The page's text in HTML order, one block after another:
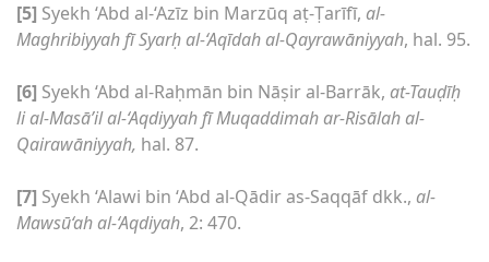
[5] Syekh ‘Abd al-‘Azīz bin Marzūq aṭ-Ṭarīfī, al-
Maghribiyyah fī Syarḥ al-‘Aqīdah al-Qayrawāniyyah, hal. 95.
[6] Syekh ‘Abd al-Raḥmān bin Nāṣir al-Barrāk, at-Tauḍīḥ
li al-Masā’il al-‘Aqdiyyah fī Muqaddimah ar-Risālah al-
Qairawāniyyah, hal. 87.
[7] Syekh ‘Alawi bin ‘Abd al-Qādir as-Saqqāf dkk., al-
Mawsū‘ah al-‘Aqdiyah, 2: 470.